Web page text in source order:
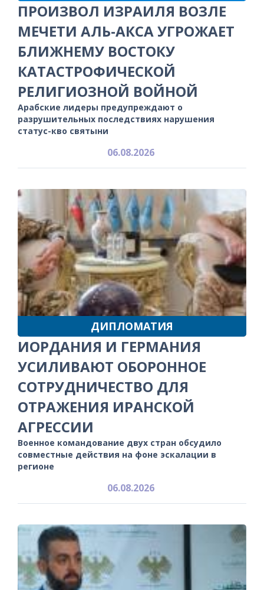
ПРОИЗВОЛ ИЗРАИЛЯ ВОЗЛЕ
МЕЧЕТИ АЛЬ-АКСА УГРОЖАЕТ
БЛИЖНЕМУ ВОСТОКУ
КАТАСТРОФИЧЕСКОЙ
РЕЛИГИОЗНОЙ ВОЙНОЙ
Арабские лидеры предупреждают о
разрушительных последствиях нарушения
статус-кво святыни
06.08.2026
ДИПЛОМАТИЯ
ИОРДАНИЯ И ГЕРМАНИЯ
УСИЛИВАЮТ ОБОРОННОЕ
СОТРУДНИЧЕСТВО ДЛЯ
ОТРАЖЕНИЯ ИРАНСКОЙ
АГРЕССИИ
Военное командование двух стран обсудило
совместные действия на фоне эскалации в
регионе
06.08.2026